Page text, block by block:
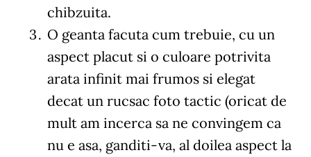
chibzuita.
O geanta facuta cum trebuie, cu un
aspect placut si o culoare potrivita
arata infinit mai frumos si elegat
decat un rucsac foto tactic (oricat de
mult am incerca sa ne convingem ca
nu e asa, ganditi-va, al doilea aspect la